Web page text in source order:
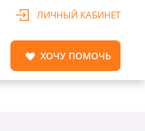
ЛИЧНЫЙ КАБИНЕТ
ХОЧУ ПОМОЧЬ